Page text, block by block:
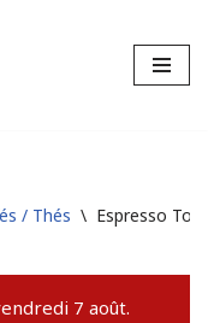
/ Thés \ Espresso
7 août.